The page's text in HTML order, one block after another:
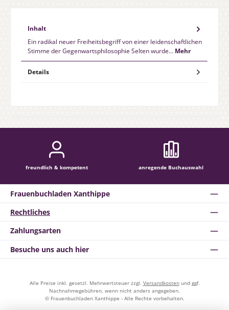
Inhalt
Ein radikal neuer Freiheitsbegriff von einer leidenschaftlichen
Stimme der Gegenwartsphilosophie Selten wurde… Mehr
Details
freundlich & kompetent anregende Buchauswahl
Rechtliches
Zahlungsarten
Besuche uns auch hier
Frauenbuchladen Xanthippe
Alle Preise inkl. gesetzl. Mehrwertsteuer zzgl. Versandkostenund ggf.
Nachnahmegebühren, wenn nicht anders angegeben.
© Frauenbuchladen Xanthippe - Alle Rechte vorbehalten.